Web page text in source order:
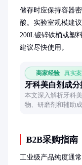
储存时应保持容器
酸。实验室规模建
200L镀锌铁桶或塑
建议尽快使用。
商家经验 真实
牙科美白剂成分
本文深入解析牙科
物、研磨剂和辅助
B2B采购指南
工业级产品纯度通